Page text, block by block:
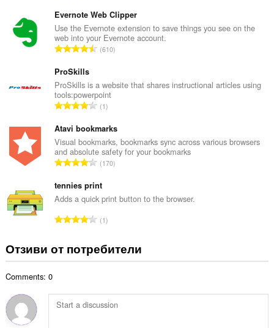
щ
б
р
о
ц
е
н
к
и
:
Evernote Web Clipper
Use the Evernote extension to save things you see on the
web into your Evernote account.
О
б
р
о
о
ц
е
н
к
и
610
ProSkills
ProSkills is a website that shares instructional articles using
tools:powerpoint
О
щ
б
р
о
о
ц
е
н
и
:
1
Atavi bookmarks
Visual bookmarks, bookmarks sync across various browsers
and absolute safety for your bookmarks
О
щ
б
о
о
ц
к
и
170
tennies print
Adds a quick print button to the browser.
О
щ
б
й
о
1
Отзиви от потребители
Comments: 0